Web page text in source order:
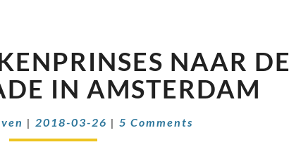
NIET-
KEUKENPRINSES
NAAR
PROEFPARADE
NAAR DE
IN AMSTERDAM
| 2018-03-26 | Comments
5 Comments